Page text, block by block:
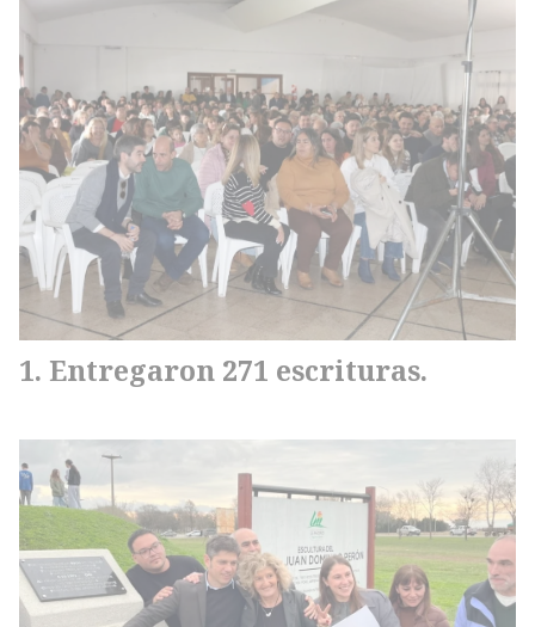
Entregaron 271 escrituras.